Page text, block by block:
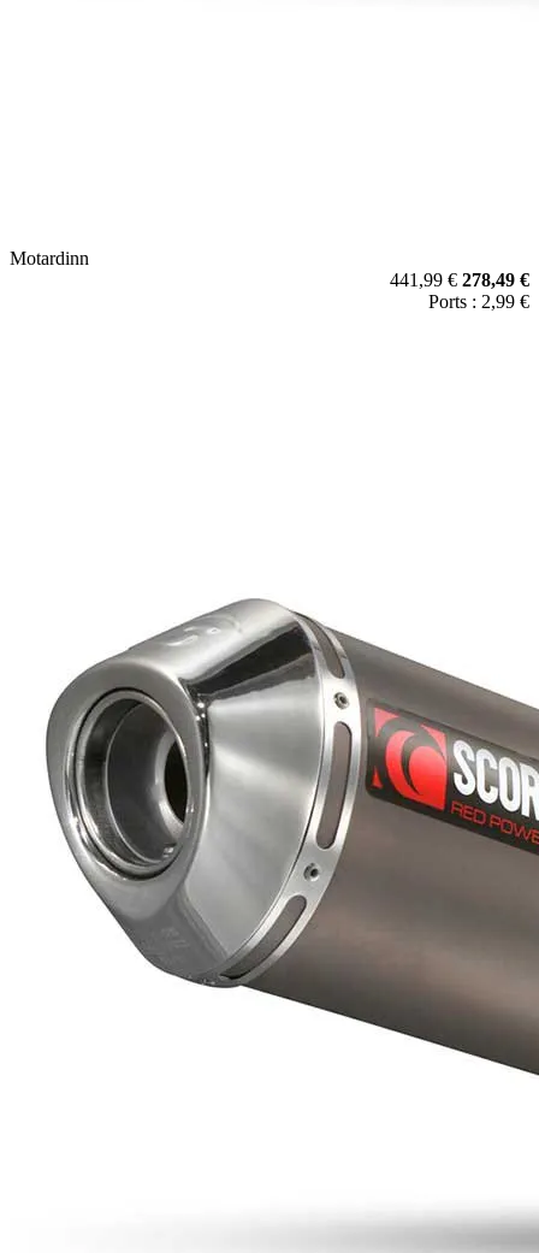
Motardinn
441,99 € 278,49 €
Ports : 2,99 €